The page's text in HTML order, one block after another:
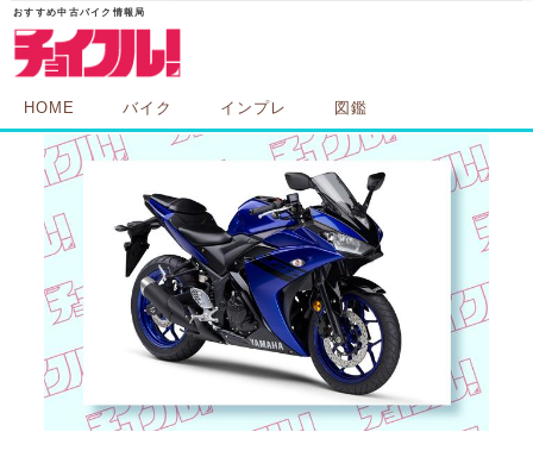
HOME バイク インプレ 図鑑